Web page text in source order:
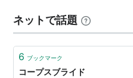
れはコープスブライドのエ
はビクターを花婿と信じ込
ネットで話題
6 ブックマーク
コープスブライド